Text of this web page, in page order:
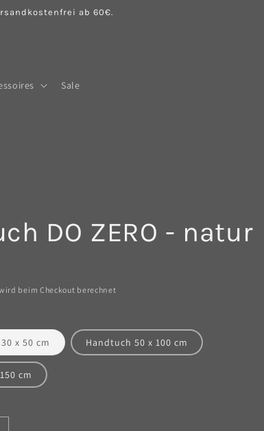
ab 60€.
Sale
DO ZERO - natur
beim Checkout berechnet
x 50 cm Handtuch 50 x 100 cm
cm